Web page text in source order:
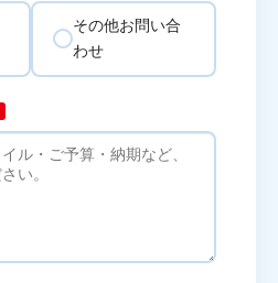
その他お問い合
わせ